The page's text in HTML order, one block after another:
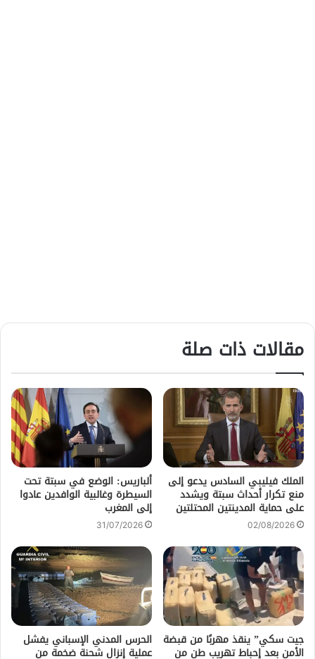
مقالات ذات صلة
الملك فيليبي السادس يدعو إلى
منع تكرار أحداث سبتة ويشدد
على حماية المدينتين المحتلتين
02/08/2026
ألباريس: الوضع في سبتة تحت
السيطرة وغالبية الوافدين عادوا
إلى المغرب
31/07/2026
جيت سكي” ينقذ مهربًا من قبضة
الأمن بعد إحباط تهريب طن من
الحرس المدني الإسباني يفشل
عملية إنزال شحنة ضخمة من